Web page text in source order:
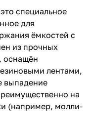
специальное
для
ёмкостей с
из прочных
оснащён
лентами,
выпадение
на
(например, молли-